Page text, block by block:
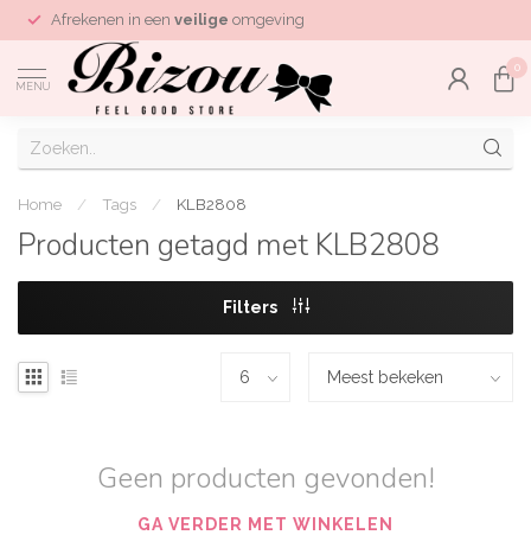
Afrekenen in een veilige omgeving
MENU
0
Home / Tags / KLB2808
Producten getagd met KLB2808
Filters
Geen producten gevonden!
GA VERDER MET WINKELEN